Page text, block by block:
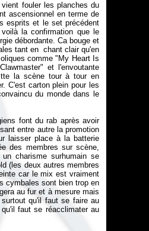
fouler les planches du
ascensionnel en terme de
esprits et le set précédent
la confirmation que le
débordante. Ca bouge et
tant en chant clair qu'en
comme "My Heart Is
et l'envoutante
la scène tour à tour en
C'est carton plein pour les
du monde dans le
font du rab après avoir
entre autre la promotion
laisser place à la batterie
des membres sur scène,
charisme surhumain se
(les deux autres membres
car le mix est vraiment
cymbales sont bien trop en
au fur et à mesure mais
qu'il faut se faire au
faut se réacclimater au